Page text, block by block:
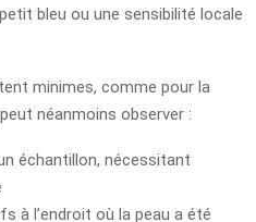
bleu ou une sensibilité locale
minimes, comme pour la
néanmoins observer :
échantillon, nécessitant
à l’endroit où la peau a été